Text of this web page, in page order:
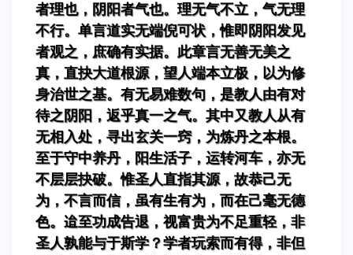
者理也，阴阳者气也。理无气不立，气无理
不行。单言道实无端倪可状，惟即阴阳发见
者观之，庶确有实据。此章言无善无美之
真，直抉大道根源，望人端本立极，以为修
身治世之基。有无易难数句，是教人由有对
待之阴阳，返乎真一之气。其中又教人从有
无相入处，寻出玄关一窍，为炼丹之本根。
至于守中养丹，阳生活子，运转河车，亦无
不层层抉破。惟圣人直指其源，故恭己无
为，不言而信，虽有生有为，而在己毫无德
色。迨至功成告退，视富贵为不足重轻，非
圣人孰能与于斯学？学者玩索而有得，非但